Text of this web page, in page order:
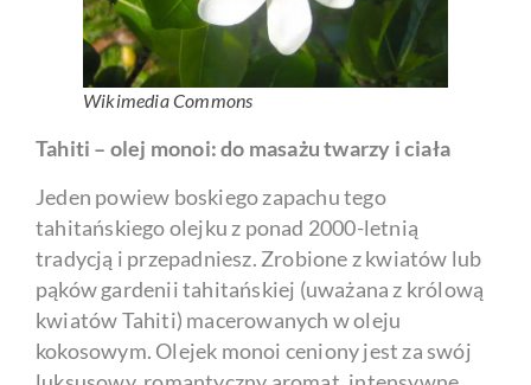
Wikimedia Commons
Tahiti – olej monoi: do masażu twarzy i ciała
Jeden powiew boskiego zapachu tego
tahitańskiego olejku z ponad 2000-letnią
tradycją i przepadniesz. Zrobione z kwiatów lub
pąków gardenii tahitańskiej (uważana z królową
kwiatów Tahiti) macerowanych w oleju
kokosowym. Olejek monoi ceniony jest za swój